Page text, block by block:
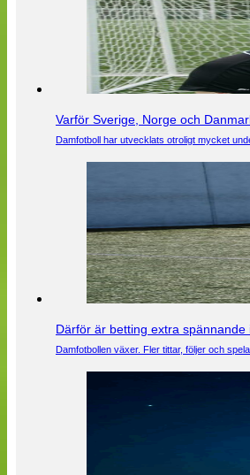
Varför Sverige, Norge och
Damfotboll har utvecklats otroligt mycket
Därför är betting extra spännande
Damfotbollen växer. Fler tittar, följer och